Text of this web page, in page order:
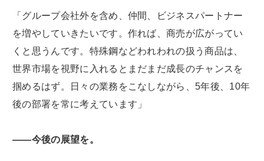
「グループ会社外を含め、仲間、ビジネスパートナー
を増やしていきたいです。作れば、商売が広がってい
くと思うんです。特殊鋼などわれわれの扱う商品は、
世界市場を視野に入れるとまだまだ成長のチャンスを
掴めるはず。日々の業務をこなしながら、5年後、10年
後の部署を常に考えています」
――今後の展望を。